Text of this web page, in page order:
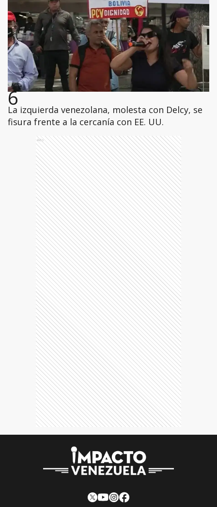
6
La izquierda venezolana, molesta con Delcy, se
fisura frente a la cercanía con EE. UU.
Ads